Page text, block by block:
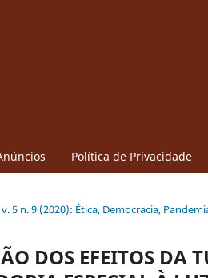
Política de Privacidade
v. 5 n. 9 (2020): Ética, Democracia,
DOS EFEITOS DA